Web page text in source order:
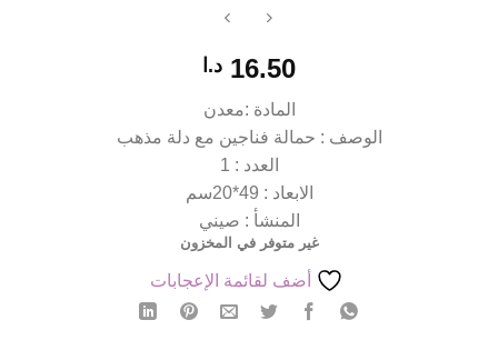
16.50 د.ا
المادة :معدن
الوصف : حمالة فناجين مع دلة مذهب
العدد : 1
الابعاد : 49*20سم
المنشأ : صيني
غير متوفر في المخزون
أضف لقائمة الإعجابات